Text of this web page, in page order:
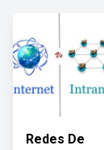
Redes De